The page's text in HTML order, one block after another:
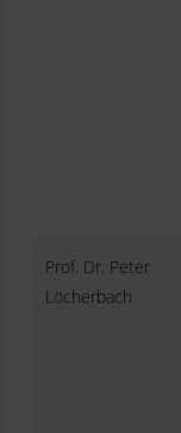
Prof. Dr. Peter
Löcherbach